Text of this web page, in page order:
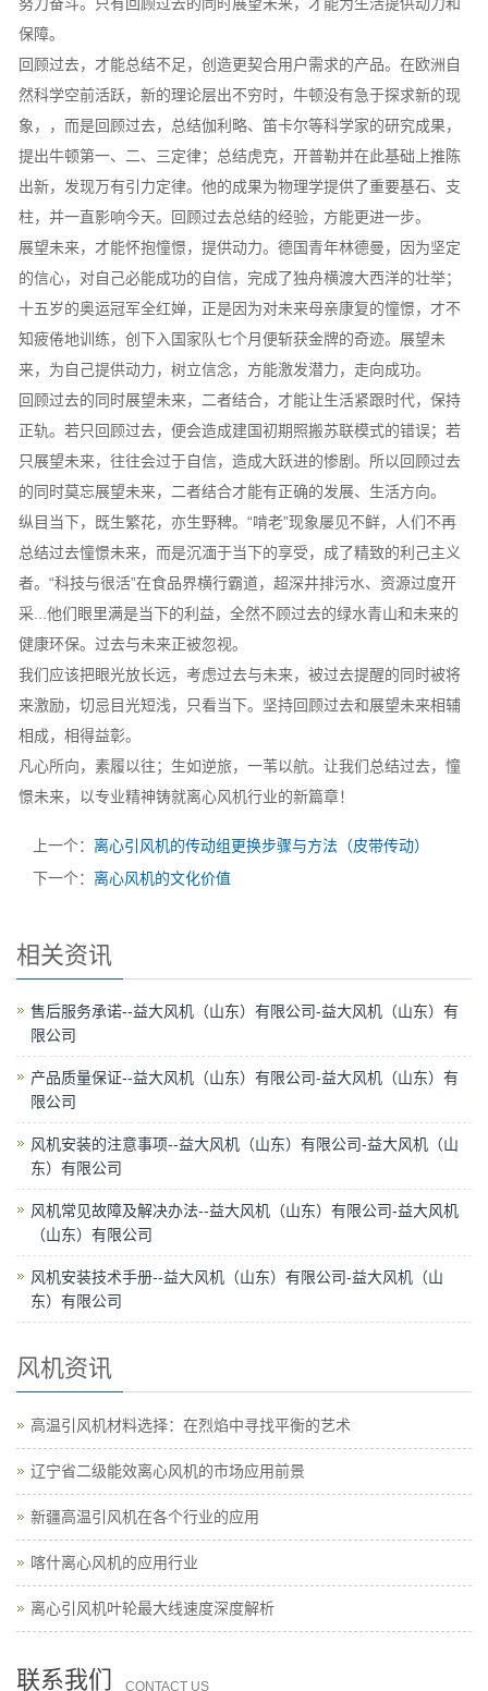
保障。
回顾过去，才能总结不足，创造更契合用户需求的产品。在欧洲自
然科学空前活跃，新的理论层出不穷时，牛顿没有急于探求新的现
象，，而是回顾过去，总结伽利略、笛卡尔等科学家的研究成果，
提出牛顿第一、二、三定律；总结虎克，开普勒并在此基础上推陈
出新，发现万有引力定律。他的成果为物理学提供了重要基石、支
柱，并一直影响今天。回顾过去总结的经验，方能更进一步。
展望未来，才能怀抱憧憬，提供动力。德国青年林德曼，因为坚定
的信心，对自己必能成功的自信，完成了独舟横渡大西洋的壮举；
十五岁的奥运冠军全红婵，正是因为对未来母亲康复的憧憬，才不
知疲倦地训练，创下入国家队七个月便斩获金牌的奇迹。展望未
来，为自己提供动力，树立信念，方能激发潜力，走向成功。
回顾过去的同时展望未来，二者结合，才能让生活紧跟时代，保持
正轨。若只回顾过去，便会造成建国初期照搬苏联模式的错误；若
只展望未来，往往会过于自信，造成大跃进的惨剧。所以回顾过去
的同时莫忘展望未来，二者结合才能有正确的发展、生活方向。
纵目当下，既生繁花，亦生野稗。“啃老”现象屡见不鲜，人们不再
总结过去憧憬未来，而是沉湎于当下的享受，成了精致的利己主义
者。“科技与很活”在食品界横行霸道，超深井排污水、资源过度开
采...他们眼里满是当下的利益，全然不顾过去的绿水青山和未来的
健康环保。过去与未来正被忽视。
我们应该把眼光放长远，考虑过去与未来，被过去提醒的同时被将
来激励，切忌目光短浅，只看当下。坚持回顾过去和展望未来相辅
相成，相得益彰。
凡心所向，素履以往；生如逆旅，一苇以航。让我们总结过去，憧
憬未来，以专业精神铸就离心风机行业的新篇章！
上一个： 离心引风机的传动组更换步骤与方法（皮带传动）
下一个： 离心风机的文化价值
相关资讯
售后服务承诺--益大风机（山东）有限公司-益大风机（山东）有
限公司
产品质量保证--益大风机（山东）有限公司-益大风机（山东）有
限公司
风机安装的注意事项--益大风机（山东）有限公司-益大风机（山
东）有限公司
风机常见故障及解决办法--益大风机（山东）有限公司-益大风机
（山东）有限公司
风机安装技术手册--益大风机（山东）有限公司-益大风机（山
东）有限公司
风机资讯
高温引风机材料选择：在烈焰中寻找平衡的艺术
辽宁省二级能效离心风机的市场应用前景
新疆高温引风机在各个行业的应用
喀什离心风机的应用行业
离心引风机叶轮最大线速度深度解析
联系我们 CONTACT US